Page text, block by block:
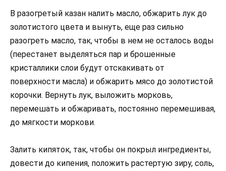
В разогретый казан налить масло, обжарить лук до
золотистого цвета и вынуть, еще раз сильно
разогреть масло, так, чтобы в нем не осталось воды
(перестанет выделяться пар и брошенные
кристаллики слои будут отскакивать от
поверхности масла) и обжарить мясо до золотистой
корочки. Вернуть лук, выложить морковь,
перемешать и обжаривать, постоянно перемешивая,
до мягкости моркови.
Залить кипяток, так, чтобы он покрыл ингредиенты,
довести до кипения, положить растертую зиру, соль,